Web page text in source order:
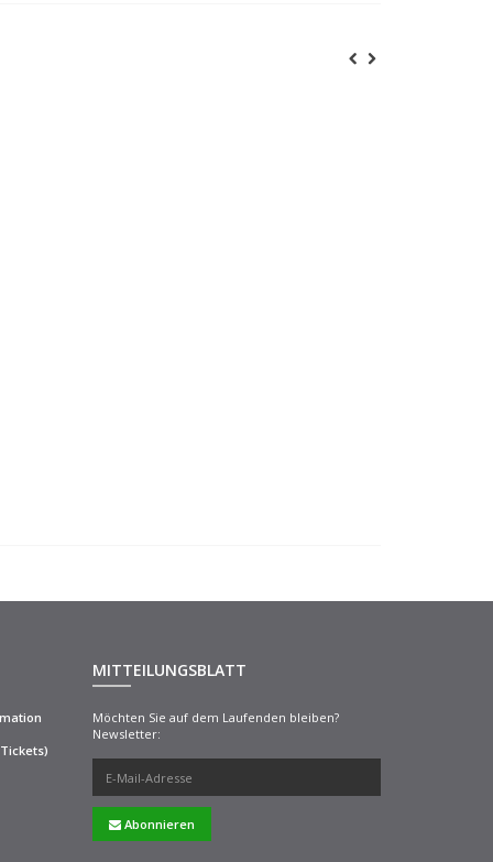
MITTEILUNGSBLATT
Möchten Sie auf dem Laufenden bleiben?
Newsletter:
Abonnieren